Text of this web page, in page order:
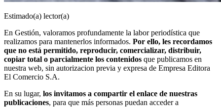
Estimado(a) lector(a)
En Gestión, valoramos profundamente la labor periodística que
realizamos para mantenerlos informados. Por ello, les recordamos
que no está permitido, reproducir, comercializar, distribuir,
copiar total o parcialmente los contenidos que publicamos en
nuestra web, sin autorizacion previa y expresa de Empresa Editora
El Comercio S.A.
En su lugar, los invitamos a compartir el enlace de nuestras
publicaciones, para que más personas puedan acceder a